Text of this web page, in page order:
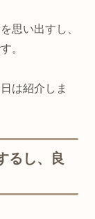
思い出すし、
。
は紹介しま
るし、良